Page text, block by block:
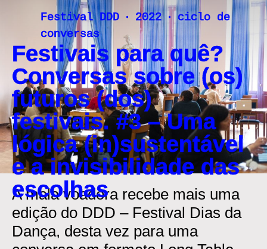
Festival DDD ‧ 2022 ‧ ciclo de
conversas
Festivais para quê?
Conversas sobre (os)
futuros (dos)
festivais. #3 – Uma
lógica (in)sustentável
e a invisibilidade das
escolhas
A mala voadora recebe mais uma
edição do DDD – Festival Dias da
Dança, desta vez para uma